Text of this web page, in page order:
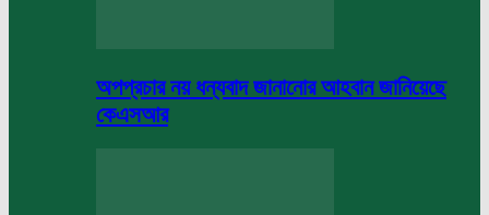
অপপ্রচার নয় ধন্যবাদ জানানোর আহবান জানিয়েছে
কেএসআর